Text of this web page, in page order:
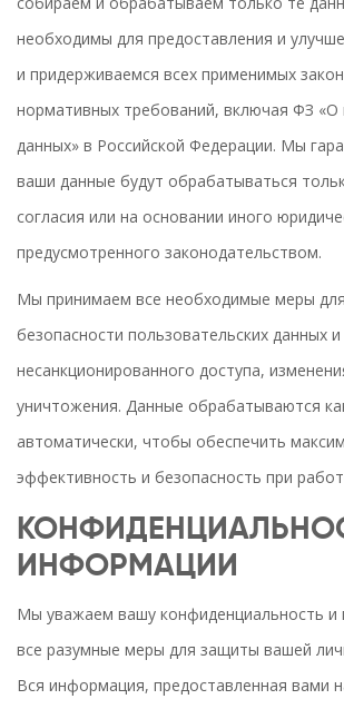
необходимы для предоставления и
и придерживаемся всех применимых
нормативных требований, включая ФЗ «О
данных» в Российской Федерации. Мы
ваши данные будут обрабатываться
согласия или на основании иного
предусмотренного законодательством.
Мы принимаем все необходимые меры
безопасности пользовательских данных
несанкционированного доступа,
уничтожения. Данные обрабатываются
автоматически, чтобы обеспечить
эффективность и безопасность при
ИНФОРМАЦИИ
Мы уважаем вашу конфиденциальность и
все разумные меры для защиты вашей
Вся информация, предоставленная вами